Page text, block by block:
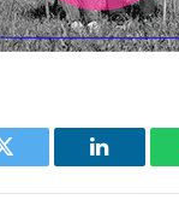
Twitter LinkedIn